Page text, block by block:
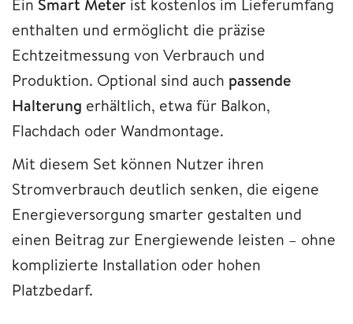
enthalten und ermöglicht die präzise
Echtzeitmessung von Verbrauch und
Produktion. Optional sind auch passende
Halterung erhältlich, etwa für Balkon,
Flachdach oder Wandmontage.
Mit diesem Set können Nutzer ihren
Stromverbrauch deutlich senken, die eigene
Energieversorgung smarter gestalten und
einen Beitrag zur Energiewende leisten – ohne
komplizierte Installation oder hohen
Platzbedarf.